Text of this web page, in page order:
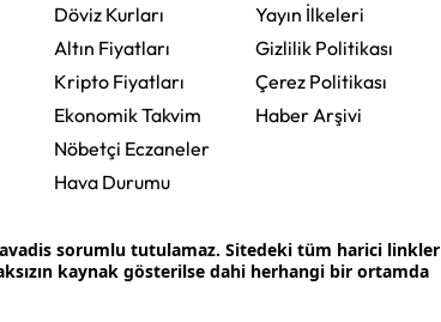
Döviz Kurları
Altın Fiyatları
Kripto Fiyatları
Ekonomik Takvim
Nöbetçi Eczaneler
Hava Durumu
Yayın İlkeleri
Gizlilik Politikası
Çerez Politikası
Haber Arşivi
sorumlu tutulamaz. Sitedeki tüm harici linkler
kaynak gösterilse dahi herhangi bir ortamda